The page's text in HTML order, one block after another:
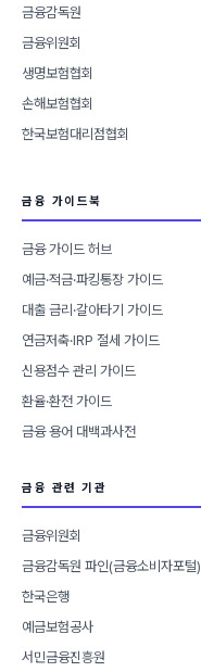
금융감독원
금융위원회
생명보험협회
손해보험협회
한국보험대리점협회
금융 가이드북
금융 가이드 허브
예금·적금·파킹통장 가이드
대출 금리·갈아타기 가이드
연금저축·IRP 절세 가이드
신용점수 관리 가이드
환율·환전 가이드
금융 용어 대백과사전
금융 관련 기관
금융위원회
금융감독원 파인(금융소비자포털)
한국은행
예금보험공사
서민금융진흥원